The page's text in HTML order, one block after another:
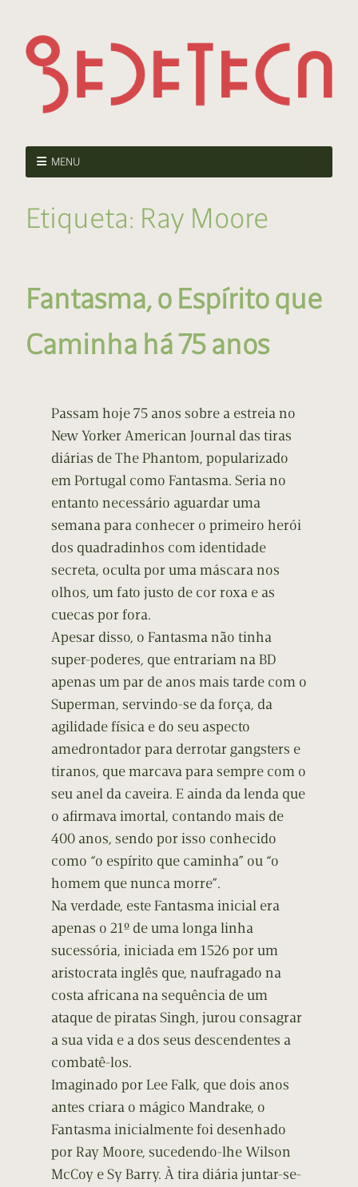
MENU
Etiqueta: Ray Moore
Fantasma, o Espírito que
Caminha há 75 anos
Passam hoje 75 anos sobre a estreia no
New Yorker American Journal das tiras
diárias de The Phantom, popularizado
em Portugal como Fantasma. Seria no
entanto necessário aguardar uma
semana para conhecer o primeiro herói
dos quadradinhos com identidade
secreta, oculta por uma máscara nos
olhos, um fato justo de cor roxa e as
cuecas por fora.
Apesar disso, o Fantasma não tinha
super-poderes, que entrariam na BD
apenas um par de anos mais tarde com o
Superman, servindo-se da força, da
agilidade física e do seu aspecto
amedrontador para derrotar gangsters e
tiranos, que marcava para sempre com o
seu anel da caveira. E ainda da lenda que
o afirmava imortal, contando mais de
400 anos, sendo por isso conhecido
como “o espírito que caminha” ou “o
homem que nunca morre”.
Na verdade, este Fantasma inicial era
apenas o 21º de uma longa linha
sucessória, iniciada em 1526 por um
aristocrata inglês que, naufragado na
costa africana na sequência de um
ataque de piratas Singh, jurou consagrar
a sua vida e a dos seus descendentes a
combatê-los.
Imaginado por Lee Falk, que dois anos
antes criara o mágico Mandrake, o
Fantasma inicialmente foi desenhado
por Ray Moore, sucedendo-lhe Wilson
McCoy e Sy Barry. À tira diária juntar-se-